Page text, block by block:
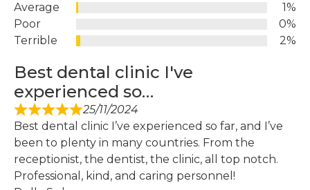
Average
1%
Poor
0%
Terrible
2%
Best dental clinic I've
experienced so…
25/11/2024
Best dental clinic I’ve experienced so far, and I’ve
been to plenty in many countries. From the
receptionist, the dentist, the clinic, all top notch.
Professional, kind, and caring personnel!